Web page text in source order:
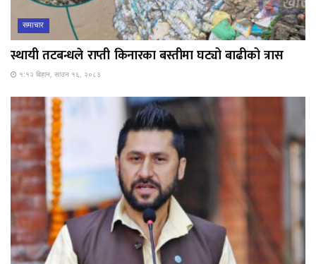
समाचार
स्थायी तटबन्धले राप्ती किनारका बस्तीमा घट्यो बाढीको त्रास
१:१२ बिहान, साउन १६, २०८३